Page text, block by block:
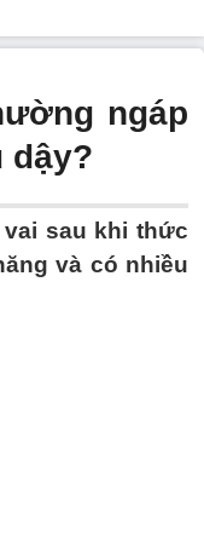
ngáp
dậy?
sau khi thức
và có nhiều